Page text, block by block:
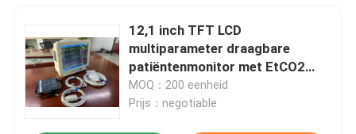
12,1 inch TFT LCD
multiparameter draagbare
patiëntenmonitor met EtCO2
ECG SPO2 NIBP
MOQ：200 eenheid
Prijs：negotiable